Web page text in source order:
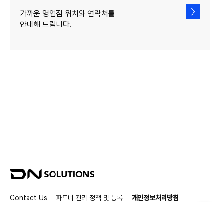
가까운 영업점 위치와 연락처를
안내해 드립니다.
D
S
Contact Us 파트너 관리 정책 및 등록 개인정보처리방침